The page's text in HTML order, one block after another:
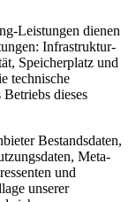
Leistungen dienen
Infrastruktur-
Speicherplatz und
technische
dieses
Bestandsdaten,
Meta-
und
unserer